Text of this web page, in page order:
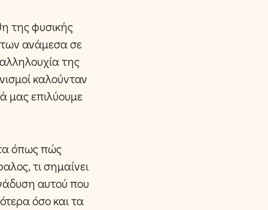
της φυσικής
ανάμεσα σε
της
καλούνταν
μας επιλύουμε
όπως πώς
τι σημαίνει
αυτού που
όσο και τα